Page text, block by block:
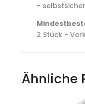
-
2 Stück -
Ähnliche